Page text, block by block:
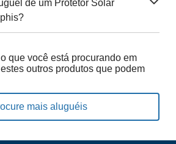
de um Protetor Solar
que você está procurando em
outros produtos que podem
mais aluguéis